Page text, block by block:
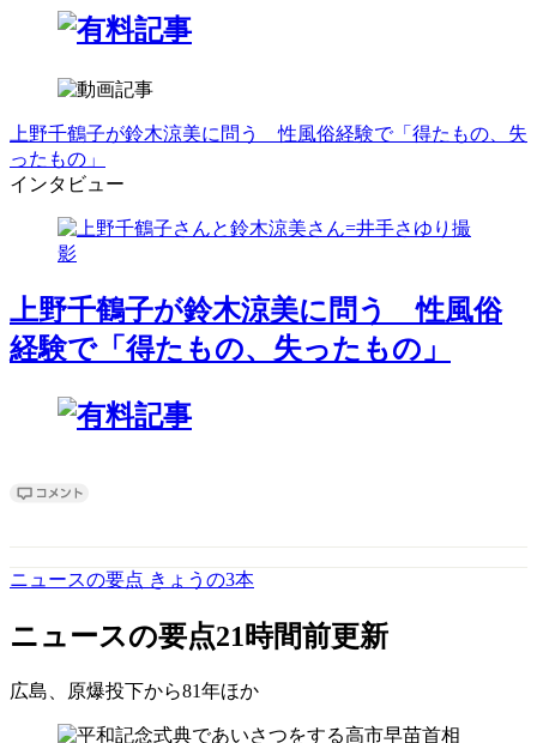
上野千鶴子が鈴木涼美に問う 性風俗経験で「得たもの、失
ったもの」
インタビュー
上野千鶴子が鈴木涼美に問う 性風俗
経験で「得たもの、失ったもの」
ニュースの要点 きょうの3本
ニュースの要点21時間前更新
広島、原爆投下から81年ほか